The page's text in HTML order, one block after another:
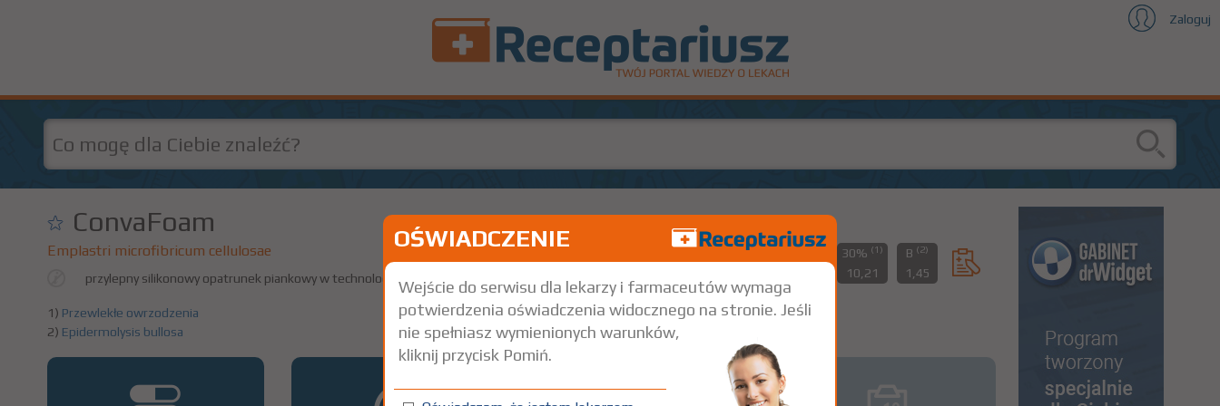
Zaloguj
ConvaFoam
Emplastri microfibricum cellulosae
przylepny silikonowy opatrunek piankowy w technologii Hydrofiber 15x15 cm 1 szt. Na skórę
WM
30% (1)
10,21
B (2)
1,45
1) Przewlekłe owrzodzenia
2) Epidermolysis bullosa
OŚWIADCZENIE
Wejście do serwisu dla lekarzy i farmaceutów wymaga
potwierdzenia oświadczenia widocznego na stronie. Jeśli
nie spełniasz wymienionych warunków,
kliknij przycisk Pomiń.